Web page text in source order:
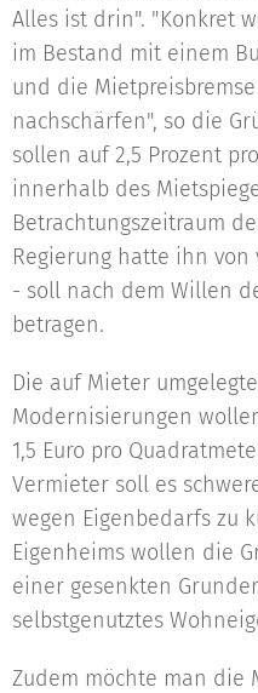
Alles ist drin". "Konkret
im Bestand mit einem
und die
nachschärfen", so die
sollen auf 2,5 Prozent
innerhalb des
Betrachtungszeitraum
Regierung hatte ihn
- soll nach dem Willen
betragen.
Die auf Mieter
Modernisierungen
1,5 Euro pro
Vermieter soll es
wegen Eigenbedarfs zu
Eigenheims wollen die
einer gesenkten
selbstgenutztes
Zudem möchte man die